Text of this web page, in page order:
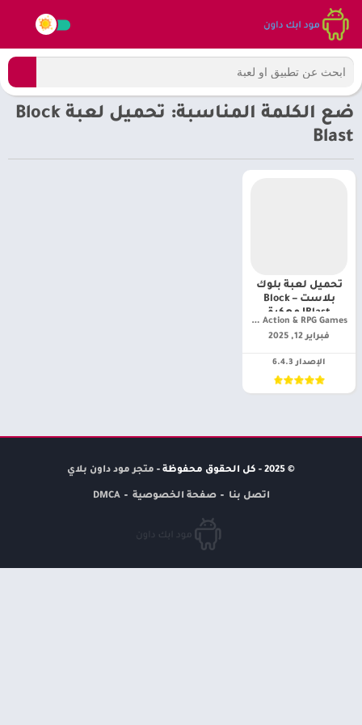
ضع الكلمة المناسبة: تحميل لعبة Block
Blast
تحميل لعبة بلوك
بلاست – Block
Blast! مهكرة
Naxeex Action & RPG Games‏
فبراير 12, 2025
الإصدار 6.4.3
© 2025 - كل الحقوق محفوظة - متجر مود داون بلاي
اتصل بنا صفحة الخصوصية DMCA